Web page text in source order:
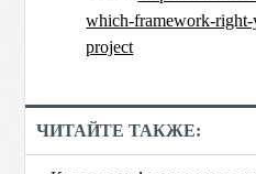
which-framework-right-
project
ЧИТАЙТЕ ТАКЖЕ: